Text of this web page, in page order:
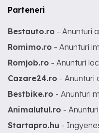
Parteneri
Bestauto.ro - Anunturi
Romimo.ro - Anunturi
Romjob.ro - Anunturi
Cazare24.ro - Anunturi
Bestbike.ro - Anunturi
Animalutul.ro -
Startapro.hu -